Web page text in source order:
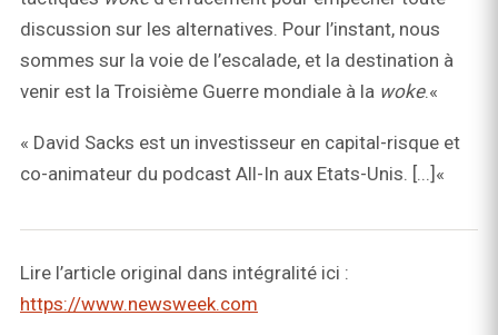
discussion sur les alternatives. Pour l’instant, nous
sommes sur la voie de l’escalade, et la destination à
venir est la Troisième Guerre mondiale à la woke.«
« David Sacks est un investisseur en capital-risque et
co-animateur du podcast All-In aux Etats-Unis. [...]«
Lire l’article original dans intégralité ici :
https://www.newsweek.com